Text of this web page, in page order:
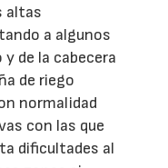
altas
a algunos
de la cabecera
de riego
normalidad
con las que
dificultades al